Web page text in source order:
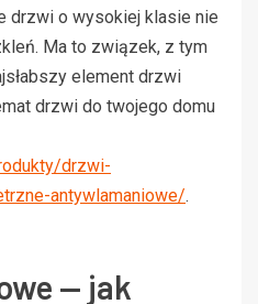
drzwi o wysokiej klasie nie
Ma to związek, z tym
element drzwi
drzwi do twojego domu
drzwi-
antywlamaniowe/.
— jak